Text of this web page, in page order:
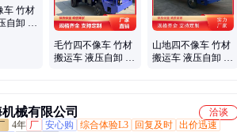
车 竹材
自卸 双
毛竹四不像车 竹材
搬运车 液压自卸 双
山地四不像车 竹材
搬运车 液压自卸 双
械有限公司
洽谈
4年 厂 安心购 综合体验L3 回复及时 出价迅速